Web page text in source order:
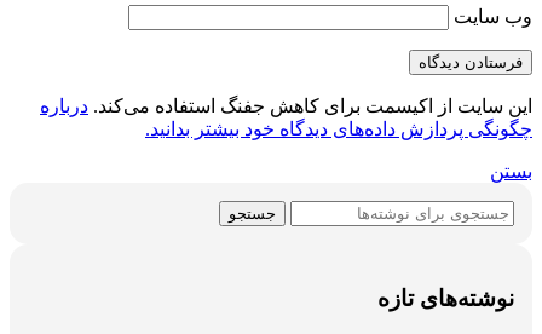
وب‌ سایت
این سایت از اکیسمت برای کاهش جفنگ استفاده می‌کند. درباره
چگونگی پردازش داده‌های دیدگاه خود بیشتر بدانید.
بستن
جستجو
نوشته‌های تازه